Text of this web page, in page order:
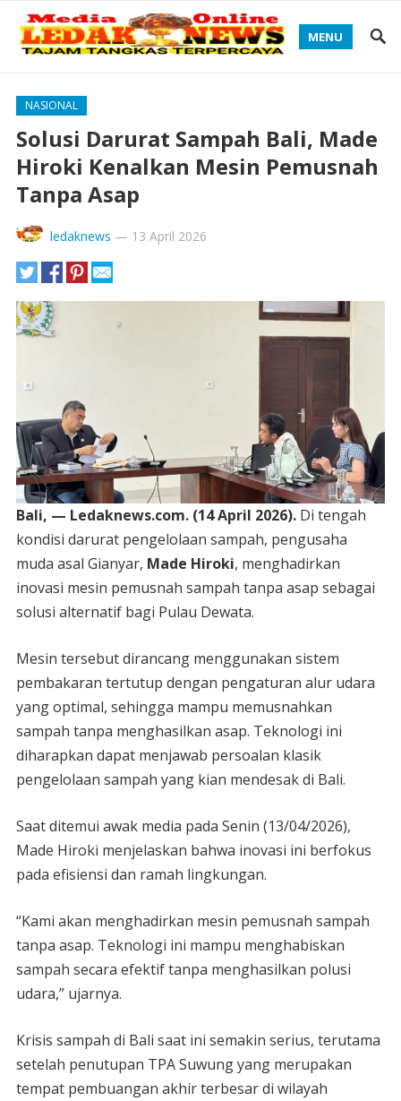
MENU
NASIONAL
Solusi Darurat Sampah Bali, Made
Hiroki Kenalkan Mesin Pemusnah
Tanpa Asap
ledaknews — 13 April 2026
Bali, — Ledaknews.com. (14 April 2026).Di tengah
kondisi darurat pengelolaan sampah, pengusaha
muda asal Gianyar, Made Hiroki, menghadirkan
inovasi mesin pemusnah sampah tanpa asap sebagai
solusi alternatif bagi Pulau Dewata.
Mesin tersebut dirancang menggunakan sistem
pembakaran tertutup dengan pengaturan alur udara
yang optimal, sehingga mampu memusnahkan
sampah tanpa menghasilkan asap. Teknologi ini
diharapkan dapat menjawab persoalan klasik
pengelolaan sampah yang kian mendesak di Bali.
Saat ditemui awak media pada Senin (13/04/2026),
Made Hiroki menjelaskan bahwa inovasi ini berfokus
pada efisiensi dan ramah lingkungan.
“Kami akan menghadirkan mesin pemusnah sampah
tanpa asap. Teknologi ini mampu menghabiskan
sampah secara efektif tanpa menghasilkan polusi
udara,” ujarnya.
Krisis sampah di Bali saat ini semakin serius, terutama
setelah penutupan TPA Suwung yang merupakan
tempat pembuangan akhir terbesar di wilayah